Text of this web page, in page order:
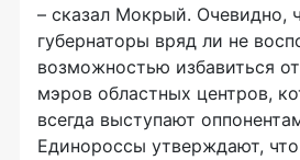
– сказал Мокрый. Очевидно,
губернаторы вряд ли не
возможностью избавиться
мэров областных центров,
всегда выступают
Единороссы утверждают,